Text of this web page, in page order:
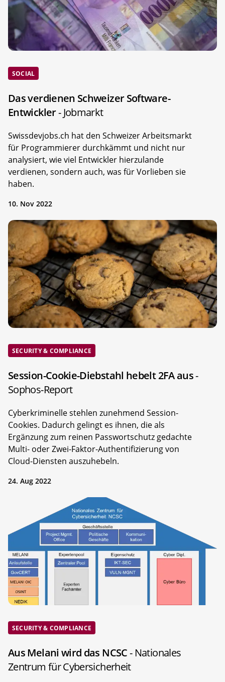
SOCIAL
Das verdienen Schweizer Software-
Entwickler- Jobmarkt
Swissdevjobs.ch hat den Schweizer Arbeitsmarkt
für Programmierer durchkämmt und nicht nur
analysiert, wie viel Entwickler hierzulande
verdienen, sondern auch, was für Vorlieben sie
haben.
10. Nov 2022
SECURITY & COMPLIANCE
Session-Cookie-Diebstahl hebelt 2FA aus-
Sophos-Report
Cyberkriminelle stehlen zunehmend Session-
Cookies. Dadurch gelingt es ihnen, die als
Ergänzung zum reinen Passwortschutz gedachte
Multi- oder Zwei-Faktor-Authentifizierung von
Cloud-Diensten auszuhebeln.
24. Aug 2022
SECURITY & COMPLIANCE
Aus Melani wird das NCSC- Nationales
Zentrum für Cybersicherheit